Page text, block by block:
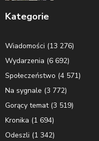
Kategorie
Wiadomości (13 276)
Wydarzenia (6 692)
Społeczeństwo (4 571)
Na sygnale (3 772)
Gorący temat(3 519)
Kronika (1 694)
Odeszli (1 342)